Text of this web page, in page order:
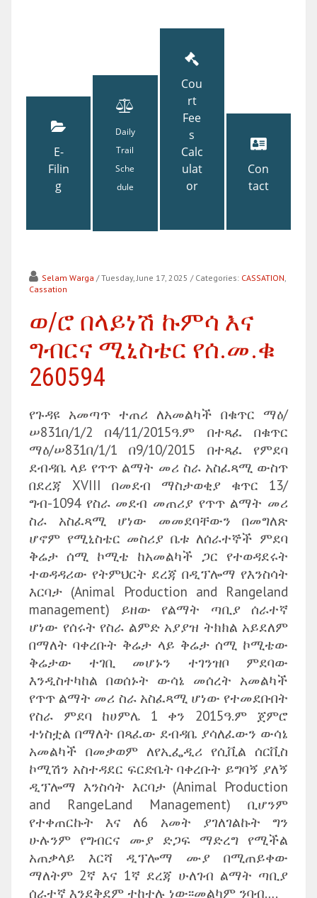
E-
Filin
g
Daily
Trail
Sche
dule
Cou
rt
Fee
s
Calc
ulat
or
Con
tact
Selam Warga / Tuesday, June 17, 2025 / Categories: CASSATION,
Cassation
ወ/ሮ በላይነሽ ኩምሳ እና
ግብርና ሚኒስቴር የሰ.መ.ቁ
260594
የጉዳዩ አመጣጥ ተጠሪ ለአመልካች በቁጥር ማዕ/
ሠ831በ/1/2 በ4/11/2015ዓ.ም በተጻፈ በቁጥር
ማዕ/ሠ831በ/1/1 በ9/10/2015 በተጻፈ የምደባ
ደብዳቤ ላይ የጥጥ ልማት መሪ ስራ አስፈጻሚ ውስጥ
በደረጃ XVIII በመደብ ማስታወቂያ ቁጥር 13/
ግብ-1094 የስራ መደብ መጠሪያ የጥጥ ልማት መሪ
ስራ አስፈጻሚ ሆነው መመደባቸውን በመግለጽ
ሆኖም የሚኒስቴር መስሪያ ቤቱ ለሰራተኞች ምደባ
ቅሬታ ሰሚ ኮሚቴ ከአመልካች ጋር የተወዳደሩት
ተወዳዳሪው የትምህርት ደረጃ በዲፕሎማ የእንስሳት
እርባታ (Animal Production and Rangeland
management) ይዘው የልማት ጣቢያ ሰራተኛ
ሆነው የሰሩት የስራ ልምድ አያያዝ ትክክል አይደለም
በማለት ባቀረቡት ቅሬታ ላይ ቅሬታ ሰሚ ኮሚቴው
ቅሬታው ተገቢ መሆኑን ተገንዝቦ ምደባው
እንዲስተካከል በወሰኑት ውሳኔ መሰረት አመልካች
የጥጥ ልማት መሪ ስራ አስፈጻሚ ሆነው የተመደቡበት
የስራ ምደባ ከሀምሌ 1 ቀን 2015ዓ.ም ጀምሮ
ተነስቷል በማለት በጻፈው ደብዳቤ ያሳለፈውን ውሳኔ
አመልካች በመቃወም ለየኢፌዲሪ የሲቪል ሰርቪስ
ኮሚሽን አስተዳደር ፍርድቤት ባቀረቡት ይግባኝ ያለኝ
ዲፕሎማ እንስሳት እርባታ (Animal Production
and RangeLand Management) ቢሆንም
የተቀጠርኩት እና ለ6 አመት ያገለገልኩት ግን
ሁሉንም የግብርና ሙያ ድጋፍ ማድረግ የሚችል
አጠቃላይ እርሻ ዲፕሎማ ሙያ በሚጠይቀው
ማለትም 2ኛ እና 1ኛ ደረጃ ሁለገብ ልማት ጣቢያ
ሰራተኛ እንደቅደም ተከተሉ ነው፡፡መልካም ንባብ….